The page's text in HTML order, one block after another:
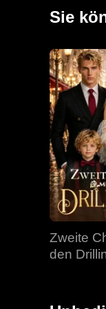
wurde auf
Sie
Zweite
den